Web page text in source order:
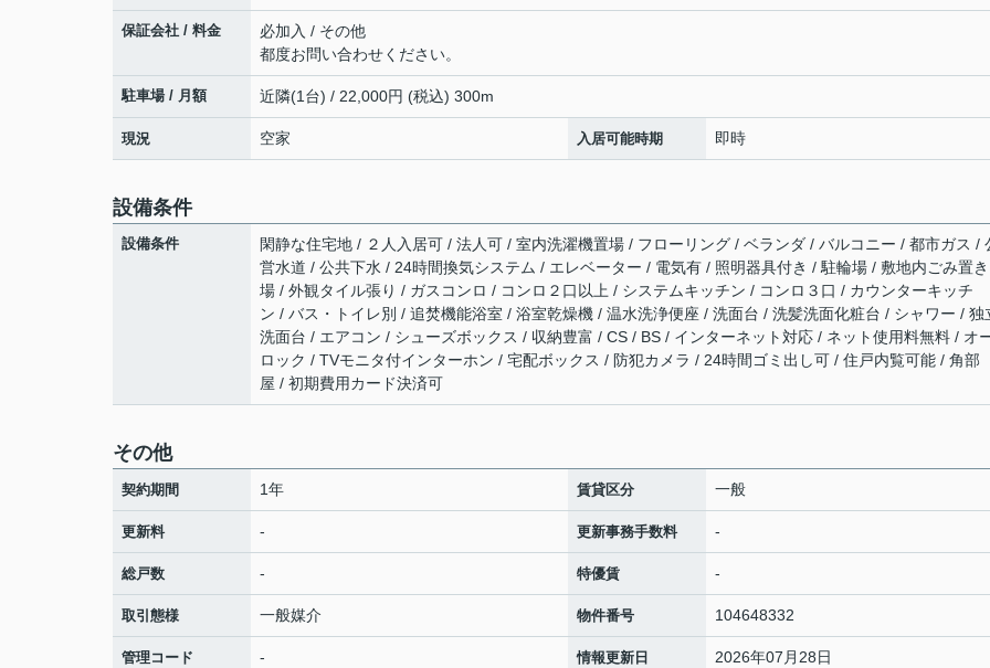
保証会社 / 料金
必加入 / その他
都度お問い合わせください。
駐車場 / 月額 近隣(1台) / 22,000円 (税込) 300m
現況 空家 入居可能時期 即時
設備条件
設備条件
閑静な住宅地 / ２人入居可 / 法人可 / 室内洗濯機置場 / フローリング / ベランダ / バルコニー / 都市ガス /
営水道 / 公共下水 / 24時間換気システム / エレベーター / 電気有 / 照明器具付き / 駐輪場 / 敷地内ごみ置き
場 / 外観タイル張り / ガスコンロ / コンロ２口以上 / システムキッチン / コンロ３口 / カウンターキッチ
ン / バス・トイレ別 / 追焚機能浴室 / 浴室乾燥機 / 温水洗浄便座 / 洗面台 / 洗髪洗面化粧台 / シャワー / 独
洗面台 / エアコン / シューズボックス / 収納豊富 / CS / BS / インターネット対応 / ネット使用料無料 / オ
ロック / TVモニタ付インターホン / 宅配ボックス / 防犯カメラ / 24時間ゴミ出し可 / 住戸内覧可能 / 角部
屋 / 初期費用カード決済可
その他
契約期間 1年 賃貸区分 一般
更新料 - 更新事務手数料 -
総戸数 - 特優賃 -
取引態様 一般媒介 物件番号 104648332
管理コード - 情報更新日 2026年07月28日